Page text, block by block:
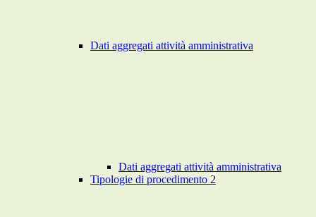
Dati aggregati attività amministrativa
Dati aggregati attività amministrativa
Tipologie di procedimento 2